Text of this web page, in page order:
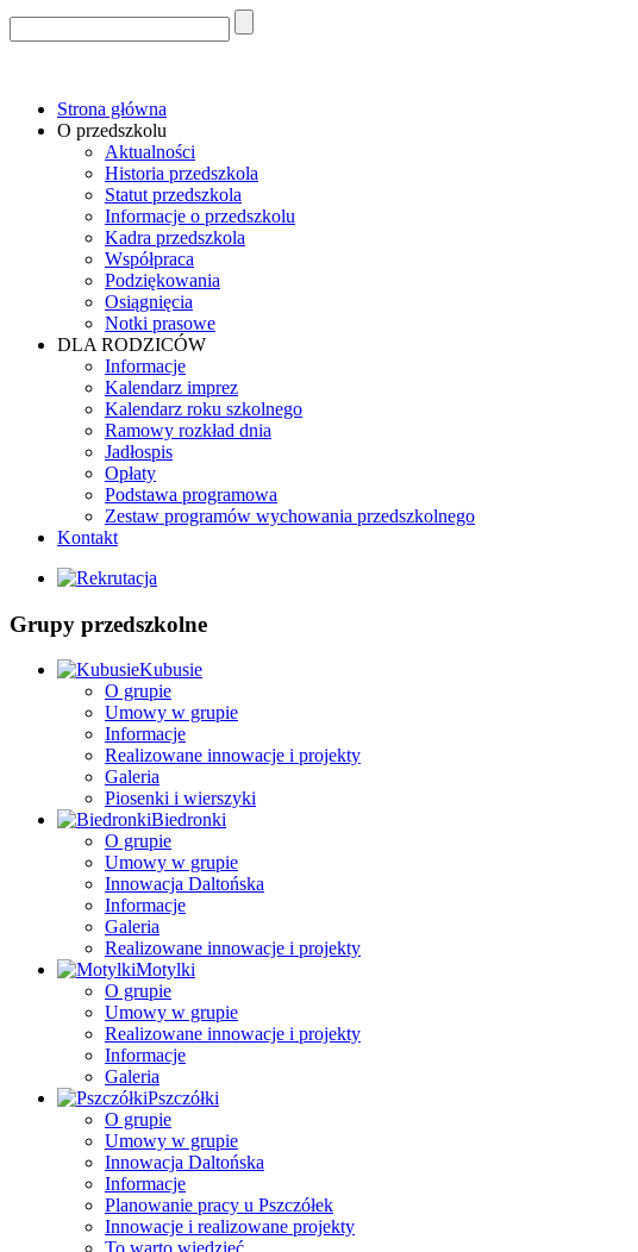
Strona główna
O przedszkolu
Aktualności
Historia przedszkola
Statut przedszkola
Informacje o przedszkolu
Kadra przedszkola
Współpraca
Podziękowania
Osiągnięcia
Notki prasowe
DLA RODZICÓW
Informacje
Kalendarz imprez
Kalendarz roku szkolnego
Ramowy rozkład dnia
Jadłospis
Opłaty
Podstawa programowa
Zestaw programów wychowania przedszkolnego
Kontakt
Grupy przedszkolne
Kubusie
O grupie
Umowy w grupie
Informacje
Realizowane innowacje i projekty
Galeria
Piosenki i wierszyki
Biedronki
O grupie
Umowy w grupie
Innowacja Daltońska
Informacje
Galeria
Realizowane innowacje i projekty
Motylki
O grupie
Umowy w grupie
Realizowane innowacje i projekty
Informacje
Galeria
Pszczółki
O grupie
Umowy w grupie
Innowacja Daltońska
Informacje
Planowanie pracy u Pszczółek
Innowacje i realizowane projekty